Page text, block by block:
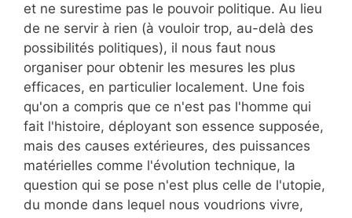
et ne surestime pas le pouvoir politique. Au lieu
de ne servir à rien (à vouloir trop, au-delà des
possibilités politiques), il nous faut nous
organiser pour obtenir les mesures les plus
efficaces, en particulier localement. Une fois
qu'on a compris que ce n'est pas l'homme qui
fait l'histoire, déployant son essence supposée,
mais des causes extérieures, des puissances
matérielles comme l'évolution technique, la
question qui se pose n'est plus celle de l'utopie,
du monde dans lequel nous voudrions vivre,